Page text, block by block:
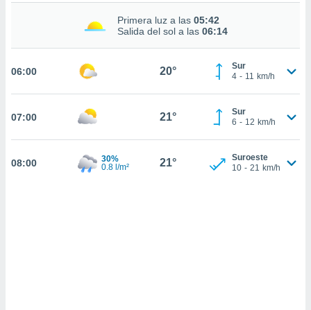
así como
en
más
y
Primera luz a las 05:42
Salida del sol a las 06:14
06:00 20°
Sur
4 - 11 km/h
07:00 21°
Sur
6 - 12 km/h
08:00
30%
0.8 l/m²
21°
Suroeste
10 - 21 km/h